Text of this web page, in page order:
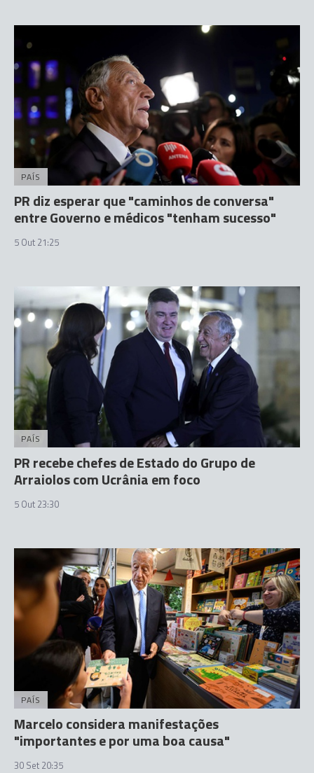
PAÍS
PR diz esperar que "caminhos de conversa"
entre Governo e médicos "tenham sucesso"
5 Out 21:25
PAÍS
PR recebe chefes de Estado do Grupo de
Arraiolos com Ucrânia em foco
5 Out 23:30
PAÍS
Marcelo considera manifestações
"importantes e por uma boa causa"
30 Set 20:35